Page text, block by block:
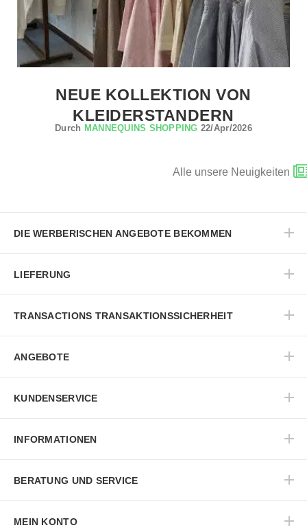
NEUE KOLLEKTION VON
KLEIDERSTANDERN
Durch MANNEQUINS SHOPPING 22/Apr/2026
Alle unsere Neuigkeiten
DIE WERBERISCHEN ANGEBOTE BEKOMMEN
LIEFERUNG
TRANSACTIONS TRANSAKTIONSSICHERHEIT
ANGEBOTE
KUNDENSERVICE
INFORMATIONEN
BERATUNG UND SERVICE
MEIN KONTO